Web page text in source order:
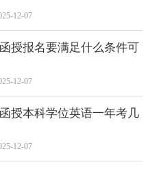
12-07
授报名要满足什么条件可
12-07
授本科学位英语一年考几
12-07